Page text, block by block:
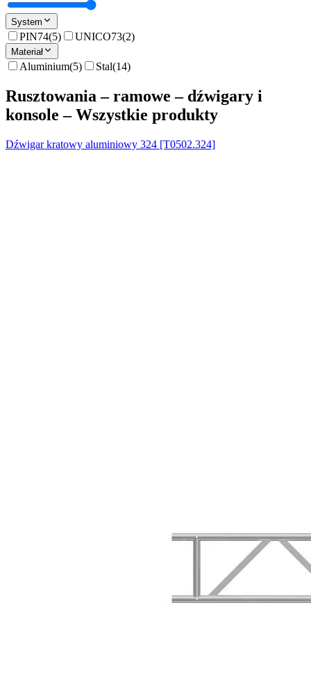
System
PIN74(5) UNICO73(2)
Materiał
Aluminium(5) Stal(14)
Rusztowania – ramowe – dźwigary i
konsole – Wszystkie produkty
Dźwigar kratowy aluminiowy 324 [T0502.324]